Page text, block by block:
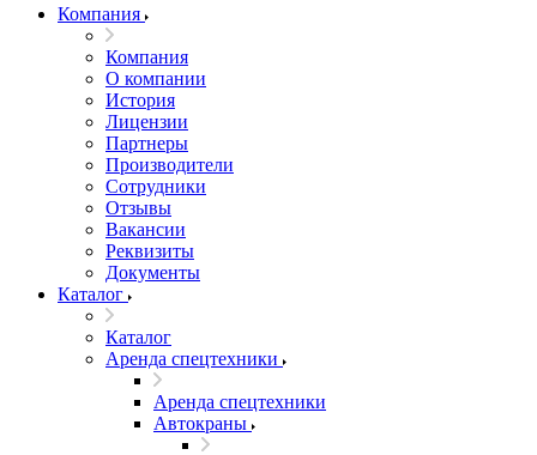
Компания
Компания
О компании
История
Лицензии
Партнеры
Производители
Сотрудники
Отзывы
Вакансии
Реквизиты
Документы
Каталог
Каталог
Аренда спецтехники
Аренда спецтехники
Автокраны